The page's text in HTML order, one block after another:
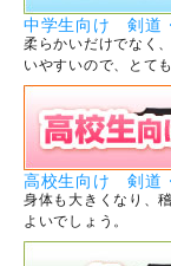
中学生向け 剣道
柔らかいだけでなく
いやすいので、とて
高校生向け 剣道
身体も大きくなり、
よいでしょう。